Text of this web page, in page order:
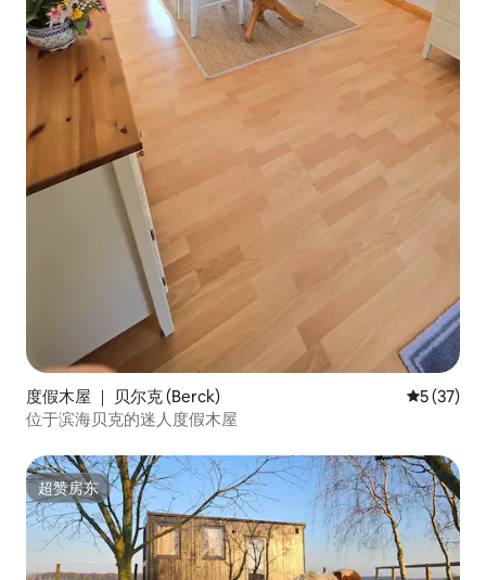
度假木屋 ｜ 贝尔克 (Berck) 平均评分
5 (37)
位于滨海贝克的迷人度假木屋
超赞房东
超赞房东